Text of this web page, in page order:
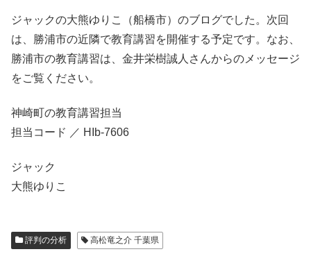
ジャックの大熊ゆりこ（船橋市）のブログでした。次回
は、勝浦市の近隣で教育講習を開催する予定です。なお、
勝浦市の教育講習は、金井栄樹誠人さんからのメッセージ
をご覧ください。
神崎町の教育講習担当
担当コード ／ HIb-7606
ジャック
大熊ゆりこ
評判の分析 高松竜之介 千葉県